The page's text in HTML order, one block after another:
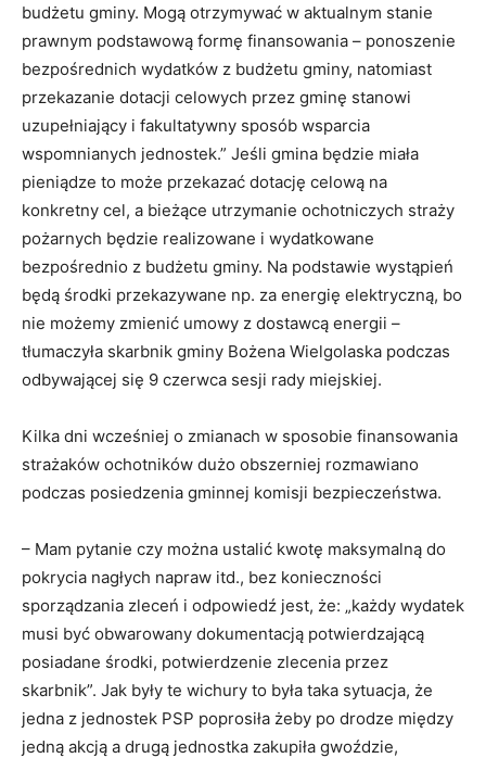
budżetu gminy. Mogą otrzymywać w aktualnym stanie
prawnym podstawową formę finansowania – ponoszenie
bezpośrednich wydatków z budżetu gminy, natomiast
przekazanie dotacji celowych przez gminę stanowi
uzupełniający i fakultatywny sposób wsparcia
wspomnianych jednostek.” Jeśli gmina będzie miała
pieniądze to może przekazać dotację celową na
konkretny cel, a bieżące utrzymanie ochotniczych straży
pożarnych będzie realizowane i wydatkowane
bezpośrednio z budżetu gminy. Na podstawie wystąpień
będą środki przekazywane np. za energię elektryczną, bo
nie możemy zmienić umowy z dostawcą energii –
tłumaczyła skarbnik gminy Bożena Wielgolaska podczas
odbywającej się 9 czerwca sesji rady miejskiej.
Kilka dni wcześniej o zmianach w sposobie finansowania
strażaków ochotników dużo obszerniej rozmawiano
podczas posiedzenia gminnej komisji bezpieczeństwa.
– Mam pytanie czy można ustalić kwotę maksymalną do
pokrycia nagłych napraw itd., bez konieczności
sporządzania zleceń i odpowiedź jest, że: „każdy wydatek
musi być obwarowany dokumentacją potwierdzającą
posiadane środki, potwierdzenie zlecenia przez
skarbnik”. Jak były te wichury to była taka sytuacja, że
jedna z jednostek PSP poprosiła żeby po drodze między
jedną akcją a drugą jednostka zakupiła gwoździe,